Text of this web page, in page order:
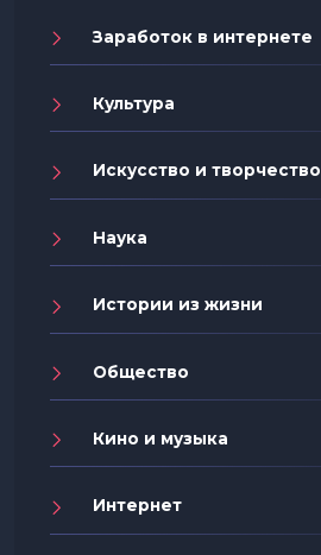
Заработок в интернете
Культура
Искусство и творчество
Наука
Истории из жизни
Общество
Кино и музыка
Интернет